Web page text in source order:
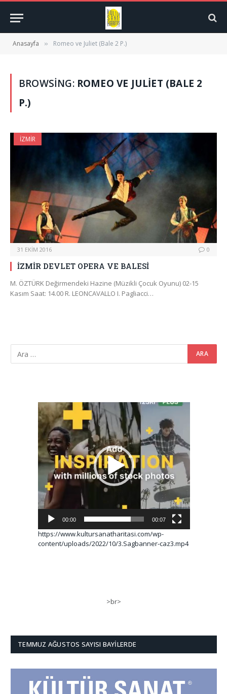
Anasayfa » Romeo ve Juliet (Bale 2 P.)
BROWSING: ROMEO VE JULIET (BALE 2
P.)
İZMIR
31 EKIM 2016 0
İZMİR DEVLET OPERA VE BALESİ
M. ÖZTÜRK Değirmendeki Hazine (Müzikli Çocuk Oyunu) 02-15
Kasım Saat: 14.00 R. LEONCAVALLO I. Pagliacci…
Video
oynatıcı
00:00 00:07
https://www.kultursanatharitasi.com/wp-
content/uploads/2022/10/3.Sagbanner-caz3.mp4
>br>
TEMMUZ AĞUSTOS SAYISI BAYILERDE